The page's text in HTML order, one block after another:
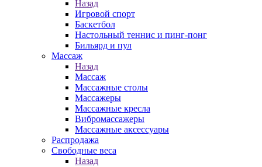
Назад
Игровой спорт
Баскетбол
Настольный теннис и пинг-понг
Бильярд и пул
Массаж
Назад
Массаж
Массажные столы
Массажеры
Массажные кресла
Вибромассажеры
Массажные аксессуары
Распродажа
Свободные веса
Назад